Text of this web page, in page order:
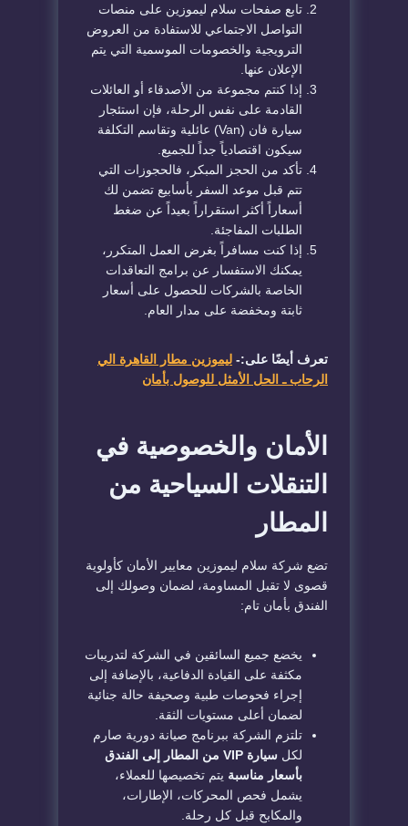
تابع صفحات سلام ليموزين على منصات
التواصل الاجتماعي للاستفادة من العروض
الترويجية والخصومات الموسمية التي يتم
الإعلان عنها.
إذا كنتم مجموعة من الأصدقاء أو العائلات
القادمة على نفس الرحلة، فإن استئجار
سيارة فان (Van) عائلية وتقاسم التكلفة
سيكون اقتصادياً جداً للجميع.
تأكد من الحجز المبكر، فالحجوزات التي
تتم قبل موعد السفر بأسابيع تضمن لك
أسعاراً أكثر استقراراً بعيداً عن ضغط
الطلبات المفاجئة.
إذا كنت مسافراً بغرض العمل المتكرر،
يمكنك الاستفسار عن برامج التعاقدات
الخاصة بالشركات للحصول على أسعار
ثابتة ومخفضة على مدار العام.
تعرف أيضًا على:- ليموزين مطار القاهرة الي
الرحاب ـ الحل الأمثل للوصول بأمان
الأمان والخصوصية في
التنقلات السياحية من
المطار
تضع شركة سلام ليموزين معايير الأمان كأولوية
قصوى لا تقبل المساومة، لضمان وصولك إلى
الفندق بأمان تام:
يخضع جميع السائقين في الشركة لتدريبات
مكثفة على القيادة الدفاعية، بالإضافة إلى
إجراء فحوصات طبية وصحيفة حالة جنائية
لضمان أعلى مستويات الثقة.
تلتزم الشركة ببرنامج صيانة دورية صارم
لكل
سيارة VIP من المطار إلى الفندق
بأسعار مناسبة يتم تخصيصها للعملاء،
يشمل فحص المحركات، الإطارات،
والمكابح قبل كل رحلة.